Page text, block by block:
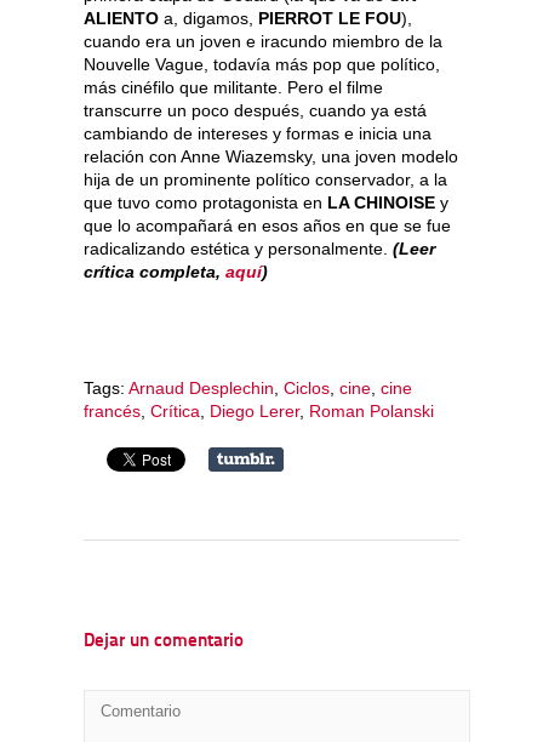
ALIENTO a, digamos, PIERROT LE FOU),
cuando era un joven e iracundo miembro de la
Nouvelle Vague, todavía más pop que político,
más cinéfilo que militante. Pero el filme
transcurre un poco después, cuando ya está
cambiando de intereses y formas e inicia una
relación con Anne Wiazemsky, una joven modelo
hija de un prominente político conservador, a la
que tuvo como protagonista en LA CHINOISE y
que lo acompañará en esos años en que se fue
radicalizando estética y personalmente. (Leer
crítica completa, aquí)
Tags: Arnaud Desplechin Ciclos cine cine
francés Crítica Diego Lerer, Roman Polanski
Dejar un comentario